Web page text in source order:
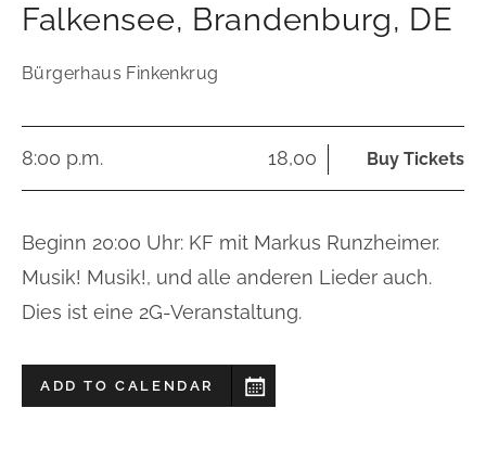
Falkensee, Brandenburg, DE
Bürgerhaus Finkenkrug
8:00 p.m. 18,00 Buy Tickets
Beginn 20:00 Uhr: KF mit Markus Runzheimer.
Musik! Musik!, und alle anderen Lieder auch.
Dies ist eine 2G-Veranstaltung.
ADD TO CALENDAR